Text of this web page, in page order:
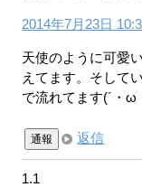
2014年7月23日
天使のように可愛
えてます。そして
で流れてます(´・ω
通報 返信
1.1